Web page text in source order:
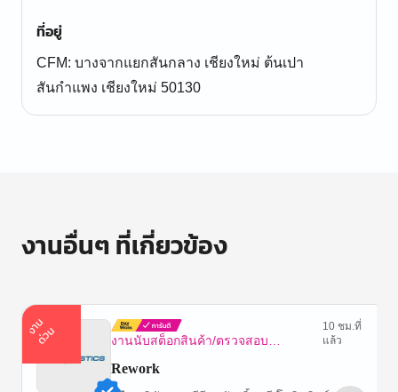
ที่อยู่
CFM: บางจากแยกสันกลาง เชียงใหม่ ต้นเปา
สันกำแพง เชียงใหม่ 50130
งานอื่นๆ ที่เกี่ยวข้อง
ง
า
น
ด่
ว
น
งานนับสต็อกสินค้า/ตรวจสอบ
10 ชม.ที่
แล้ว
Rework